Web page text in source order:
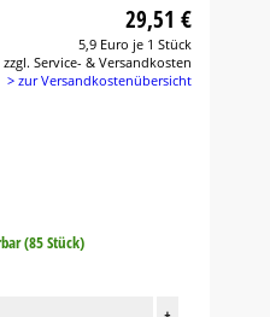
29,51 €
5,9 Euro je 1 Stück
Service- & Versandkosten
> zur Versandkostenübersicht
(85 Stück)